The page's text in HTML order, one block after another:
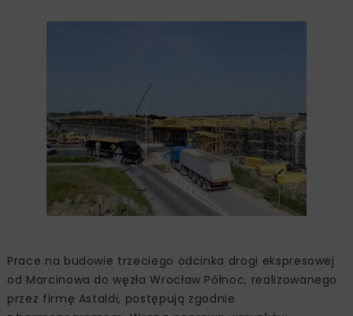
Prace na budowie trzeciego odcinka drogi ekspresowej
od Marcinowa do węzła Wrocław Północ, realizowanego
przez firmę Astaldi, postępują zgodnie